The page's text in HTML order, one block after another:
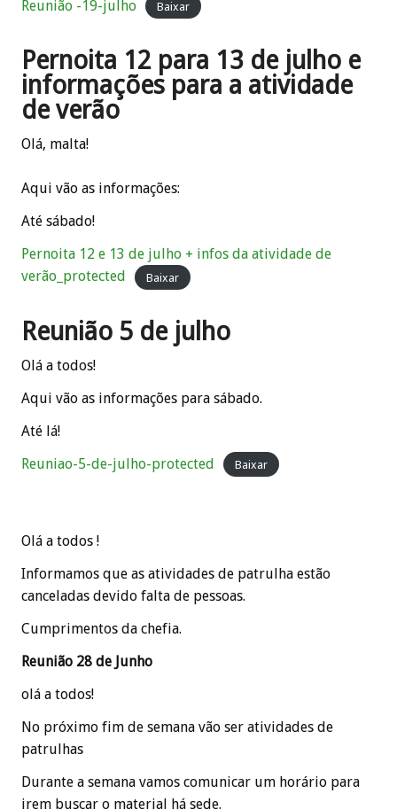
Reunião -19-julho
Baixar
Pernoita 12 para 13 de julho e
informações para a atividade
de verão
Olá, malta!
Aqui vão as informações:
Até sábado!
Pernoita 12 e 13 de julho + infos da atividade de
verão_protected
Baixar
Reunião 5 de julho
Olá a todos!
Aqui vão as informações para sábado.
Até lá!
Reuniao-5-de-julho-protected
Baixar
Olá a todos !
Informamos que as atividades de patrulha estão
canceladas devido falta de pessoas.
Cumprimentos da chefia.
Reunião 28 de Junho
olá a todos!
No próximo fim de semana vão ser atividades de
patrulhas
Durante a semana vamos comunicar um horário para
irem buscar o material há sede.